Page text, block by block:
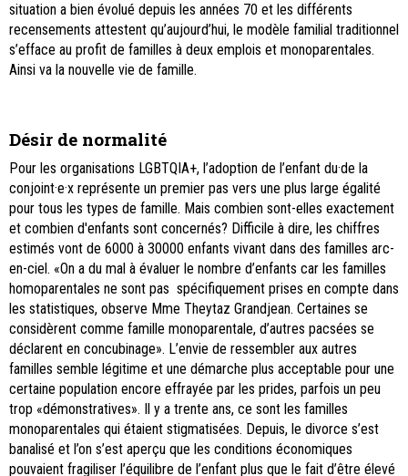
situation a bien évolué depuis les années 70 et les différents
recensements attestent qu’aujourd’hui, le modèle familial traditionnel
s’efface au profit de familles à deux emplois et monoparentales.
Ainsi va la nouvelle vie de famille.
Désir de normalité
Pour les organisations LGBTQIA+, l’adoption de l’enfant du·de la
conjoint·e·x représente un premier pas vers une plus large égalité
pour tous les types de famille. Mais combien sont-elles exactement
et combien d'enfants sont concernés? Difficile à dire, les chiffres
estimés vont de 6000 à 30000 enfants vivant dans des familles arc-
en-ciel. «On a du mal à évaluer le nombre d’enfants car les familles
homoparentales ne sont pas spécifiquement prises en compte dans
les statistiques, observe Mme Theytaz Grandjean. Certaines se
considèrent comme famille monoparentale, d’autres pacsées se
déclarent en concubinage». L’envie de ressembler aux autres
familles semble légitime et une démarche plus acceptable pour une
certaine population encore effrayée par les prides, parfois un peu
trop «démonstratives». Il y a trente ans, ce sont les familles
monoparentales qui étaient stigmatisées. Depuis, le divorce s’est
banalisé et l’on s’est aperçu que les conditions économiques
pouvaient fragiliser l’équilibre de l’enfant plus que le fait d’être élevé